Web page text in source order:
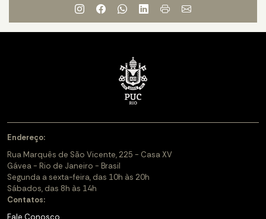
Endereço:
Rua Marquês de São Vicente, 225 - Casa XV
Gávea - Rio de Janeiro - Brasil
Segunda a sexta-feira, das 10h às 20h
Sábados, das 8h às 14h
Contatos: